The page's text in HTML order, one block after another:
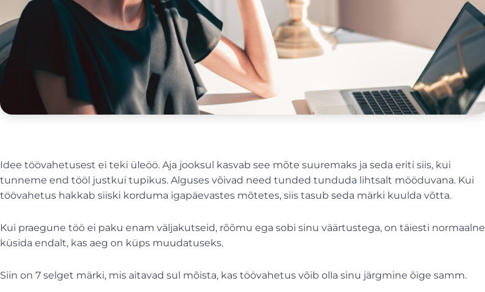
Idee töövahetusest ei teki üleöö. Aja jooksul kasvab see mõte suuremaks ja seda eriti siis, kui
tunneme end tööl justkui tupikus. Alguses võivad need tunded tunduda lihtsalt mööduvana. Kui
töövahetus hakkab siiski korduma igapäevastes mõtetes, siis tasub seda märki kuulda võtta.
Kui praegune töö ei paku enam väljakutseid, rõõmu ega sobi sinu väärtustega, on täiesti normaalne
küsida endalt, kas aeg on küps muudatuseks.
Siin on 7 selget märki, mis aitavad sul mõista, kas töövahetus võib olla sinu järgmine õige samm.